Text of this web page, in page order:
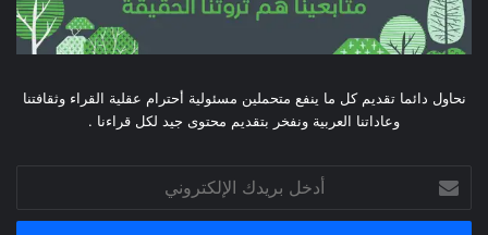
نحاول دائما تقديم كل ما ينفع متحملين مسئولية أحترام عقلية القراء وثقافتنا
وعاداتنا العربية ونفخر بتقديم محتوى جيد لكل قراءنا .
بريدك
الإلكتروني